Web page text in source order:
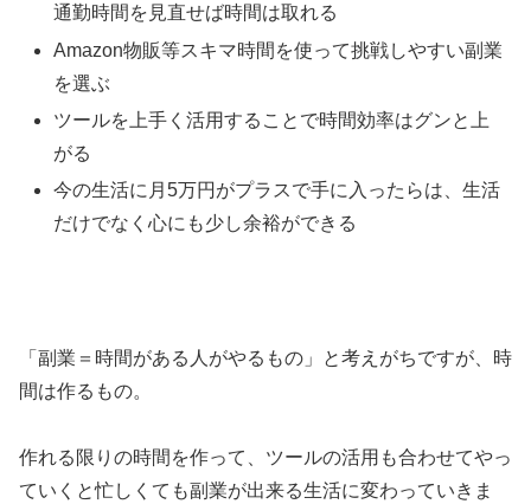
通勤時間を見直せば時間は取れる
Amazon物販等スキマ時間を使って挑戦しやすい副業
を選ぶ
ツールを上手く活用することで時間効率はグンと上
がる
今の生活に月5万円がプラスで手に入ったらは、生活
だけでなく心にも少し余裕ができる
「副業＝時間がある人がやるもの」と考えがちですが、時
間は作るもの。
作れる限りの時間を作って、ツールの活用も合わせてやっ
ていくと忙しくても副業が出来る生活に変わっていきま